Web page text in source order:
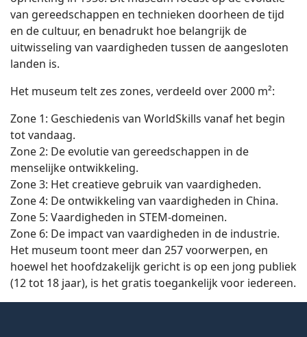
van gereedschappen en technieken doorheen de tijd
en de cultuur, en benadrukt hoe belangrijk de
uitwisseling van vaardigheden tussen de aangesloten
landen is.
Het museum telt zes zones, verdeeld over 2000 m²:
Zone 1: Geschiedenis van WorldSkills vanaf het begin
tot vandaag.
Zone 2: De evolutie van gereedschappen in de
menselijke ontwikkeling.
Zone 3: Het creatieve gebruik van vaardigheden.
Zone 4: De ontwikkeling van vaardigheden in China.
Zone 5: Vaardigheden in STEM-domeinen.
Zone 6: De impact van vaardigheden in de industrie.
Het museum toont meer dan 257 voorwerpen, en
hoewel het hoofdzakelijk gericht is op een jong publiek
(12 tot 18 jaar), is het gratis toegankelijk voor iedereen.